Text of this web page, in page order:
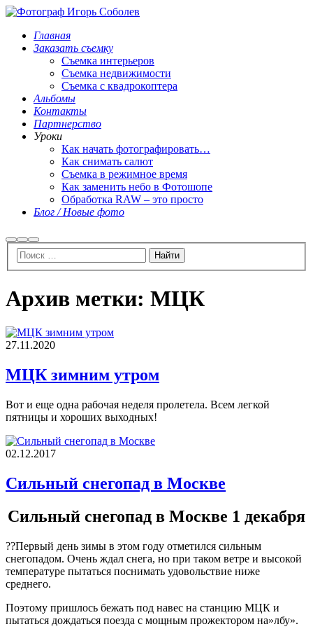
Главная
Заказать съемку
Съемка интерьеров
Съемка недвижимости
Съемка с квадрокоптера
Альбомы
Контакты
Партнерство
Уроки
Как начать фотографировать…
Как снимать салют
Съемка в режимное время
Как заменить небо в Фотошопе
Обработка RAW – это просто
Блог / Новые фото
НайтиБольше
информации
Главное
меню
Архив метки: МЦК
27.11.2020
МЦК зимним утром
Вот и еще одна рабочая неделя пролетела. Всем легкой
пятницы и хороших выходных!
02.12.2017
Сильный снегопад в Москве
Сильный снегопад в Москве 1 декабря
??Первый день зимы в этом году отметился сильным
снегопадом. Очень ждал снега, но при таком ветре и высокой
температуре пытаться поснимать удовольствие ниже
среднего.
Поэтому пришлось бежать под навес на станцию МЦК и
пытаться дождаться поезда с мощным прожектором на»лбу».